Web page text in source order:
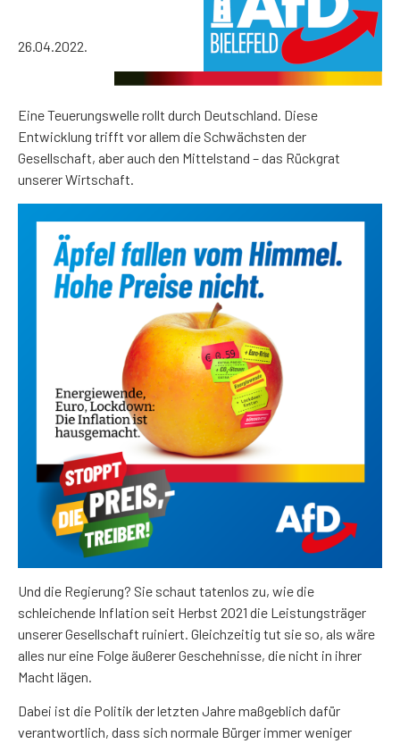
26.04.2022.
Eine Teuerungswelle rollt durch Deutschland. Diese
Entwicklung trifft vor allem die Schwächsten der
Gesellschaft, aber auch den Mittelstand – das Rückgrat
unserer Wirtschaft.
Und die Regierung? Sie schaut tatenlos zu, wie die
schleichende Inflation seit Herbst 2021 die Leistungsträger
unserer Gesellschaft ruiniert. Gleichzeitig tut sie so, als wäre
alles nur eine Folge äußerer Geschehnisse, die nicht in ihrer
Macht lägen.
Dabei ist die Politik der letzten Jahre maßgeblich dafür
verantwortlich, dass sich normale Bürger immer weniger